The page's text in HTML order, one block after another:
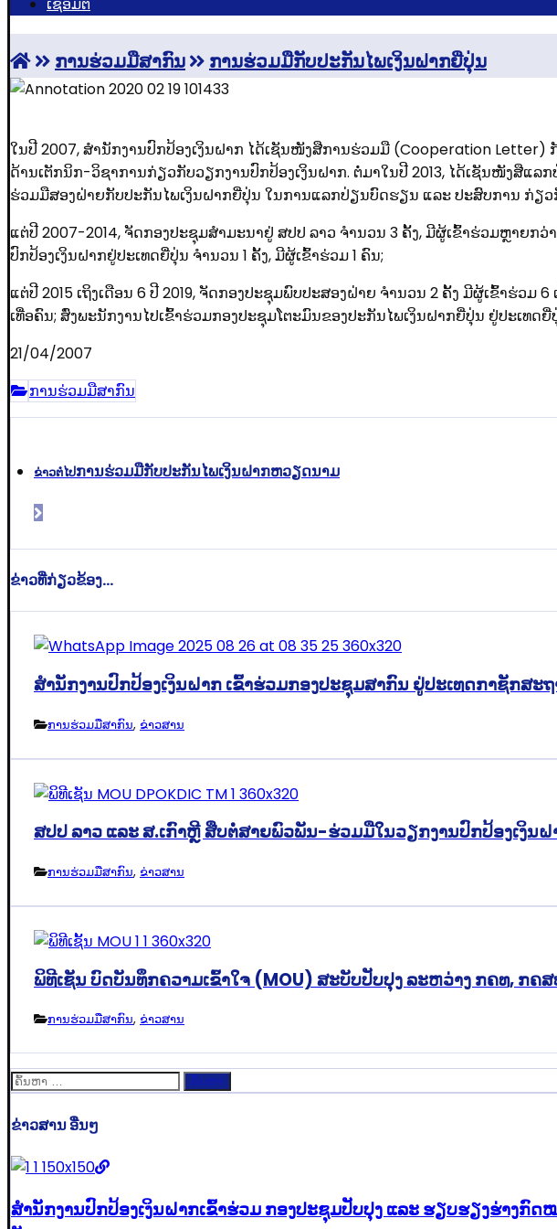
ການຮ່ວມມືສາກົນ ການຮ່ວມມືກັບປະກັນໄພເງິນຝາກຍີ່ປຸ່ນ
ໃນປີ 2007, ສໍານັກງານປົກປ້ອງເງິນຝາກ ໄດ້ເຊັນໜັງສືການຮ່ວມມື (Cooperation
ດ້ານເຕັກນິກ-ວິຊາການກ່ຽວກັບວຽກງານປົກປ້ອງເງິນຝາກ. ຕໍ່ມາໃນປີ 2013, ໄດ້ເຊັນໜັງສືແ
ຮ່ວມມືສອງຝ່າຍກັບປະກັນໄພເງິນຝາກຍີ່ປຸ່ນ ໃນການແລກປ່ຽນບົດຮຽນ ແລະ ປະສົບການ ກ່ຽວ
ແຕ່ປີ 2007-2014, ຈັດກອງປະຊຸມສໍາມະນາຢູ່ ສປປ ລາວ ຈໍານວນ 3 ຄັ້ງ, ມີຜູ້ເຂົ້າຮ່ວມຫຼາຍ
ປົກປ້ອງເງິນຝາກຢູ່ປະເທດຍີ່ປຸ່ນ ຈໍານວນ 1 ຄັ້ງ, ມີຜູ້ເຂົ້າຮ່ວມ 1 ຄົນ;
ແຕ່ປີ 2015 ເຖິງເດືອນ 6 ປີ 2019, ຈັດກອງປະຊຸມພົບປະສອງຝ່າຍ ຈໍານວນ 2 ຄັ້ງ ມີຜູ້ເຂົ້າຮ່ວ
ເທື່ອຄົນ; ສົ່ງພະນັກງານໄປເຂົ້າຮ່ວມກອງປະຊຸມໂຕະມົນຂອງປະກັນໄພເງິນຝາກຍີ່ປຸ່ນ ຢູ່ປະເທດຍີ່
21/04/2007
ການຮ່ວມມືສາກົນ
ຂ່າວຕໍ່ໄປການຮ່ວມມືກັບປະກັນໄພເງິນຝາກຫວຽດນາມ
ຂ່າວທີ່ກ່ຽວຂ້ອງ...
ສຳນັກງານປົກປ້ອງເງິນຝາກ ເຂົ້າຮ່ວມກອງປະຊຸມສາກົນ ຢູ່ປະເທດກາຊັກສະ
ການຮ່ວມມືສາກົນ, ຂ່າວສານ
ສປປ ລາວ ແລະ ສ.ເກົາຫຼີ ສືບຕໍ່ສາຍພົວພັນ-ຮ່ວມມືໃນວຽກງານປົກປ້ອງເງິນຝ
ການຮ່ວມມືສາກົນ, ຂ່າວສານ
ພິທີເຊັນ ບົດບັນທຶກຄວາມເຂົ້າໃຈ (MOU) ສະບັບປັບປຸງ ລະຫວ່າງ ກຄທ, ກຄ
ການຮ່ວມມືສາກົນ, ຂ່າວສານ
ຄົ້ນຫາ
ຂ່າວສານ ອື່ນໆ
ສໍານັກງານປົກປ້ອງເງິນຝາກເຂົ້າຮ່ວມ ກອງປະຊຸມປັບປຸງ ແລະ ຮຽບຮຽງຮ່າງ